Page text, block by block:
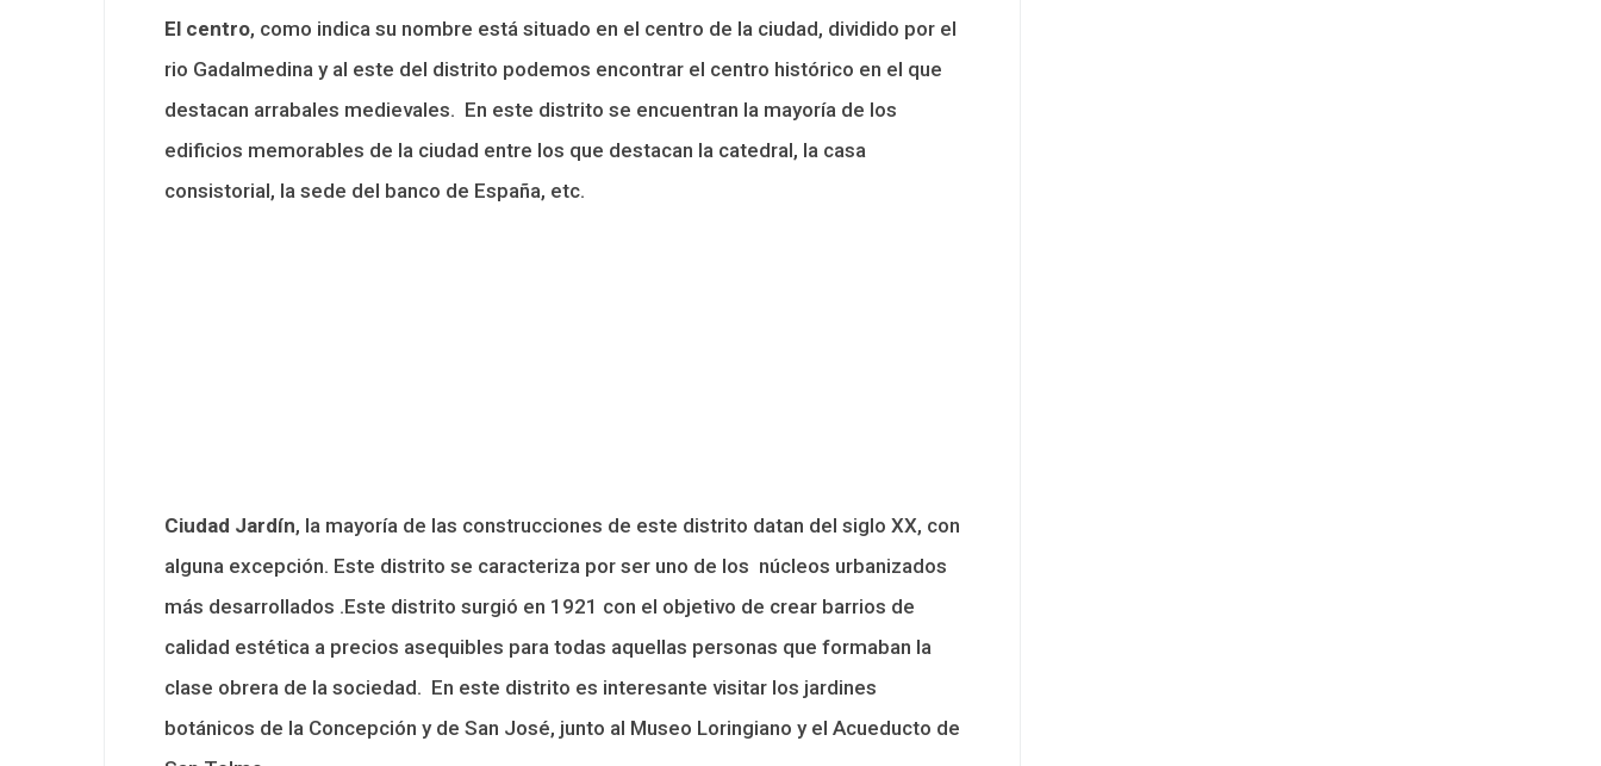
El centro, como indica su nombre está situado en el centro de la ciudad, dividido por el
rio Gadalmedina y al este del distrito podemos encontrar el centro histórico en el que
destacan arrabales medievales. En este distrito se encuentran la mayoría de los
edificios memorables de la ciudad entre los que destacan la catedral, la casa
consistorial, la sede del banco de España, etc.
Ciudad Jardín, la mayoría de las construcciones de este distrito datan del siglo XX, con
alguna excepción. Este distrito se caracteriza por ser uno de los núcleos urbanizados
más desarrollados .Este distrito surgió en 1921 con el objetivo de crear barrios de
calidad estética a precios asequibles para todas aquellas personas que formaban la
clase obrera de la sociedad. En este distrito es interesante visitar los jardines
botánicos de la Concepción y de San José, junto al Museo Loringiano y el Acueducto de